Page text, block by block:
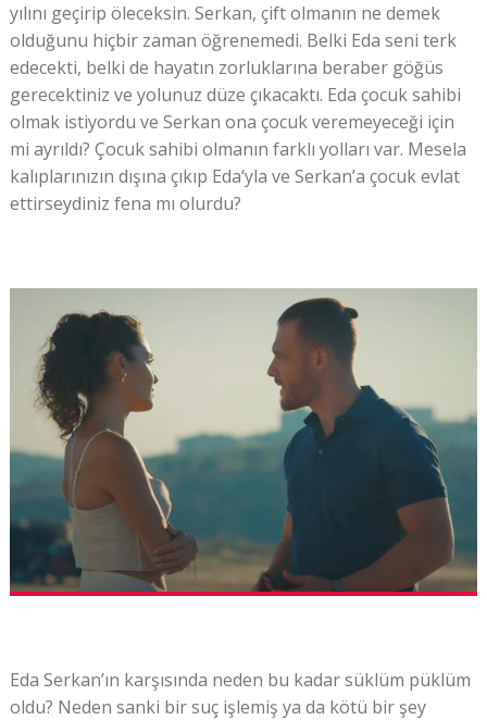
yılını geçirip öleceksin. Serkan, çift olmanın ne demek
olduğunu hiçbir zaman öğrenemedi. Belki Eda seni terk
edecekti, belki de hayatın zorluklarına beraber göğüs
gerecektiniz ve yolunuz düze çıkacaktı. Eda çocuk sahibi
olmak istiyordu ve Serkan ona çocuk veremeyeceği için
mi ayrıldı? Çocuk sahibi olmanın farklı yolları var. Mesela
kalıplarınızın dışına çıkıp Eda‘yla ve Serkan’a çocuk evlat
ettirseydiniz fena mı olurdu?
Eda Serkan’ın karşısında neden bu kadar süklüm püklüm
oldu? Neden sanki bir suç işlemiş ya da kötü bir şey